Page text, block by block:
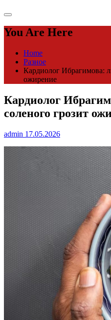
You Are Here
Home
Разное
Кардиолог Ибрагимова:
ожирение
Кардиолог
соленого грозит
admin 17.05.2026